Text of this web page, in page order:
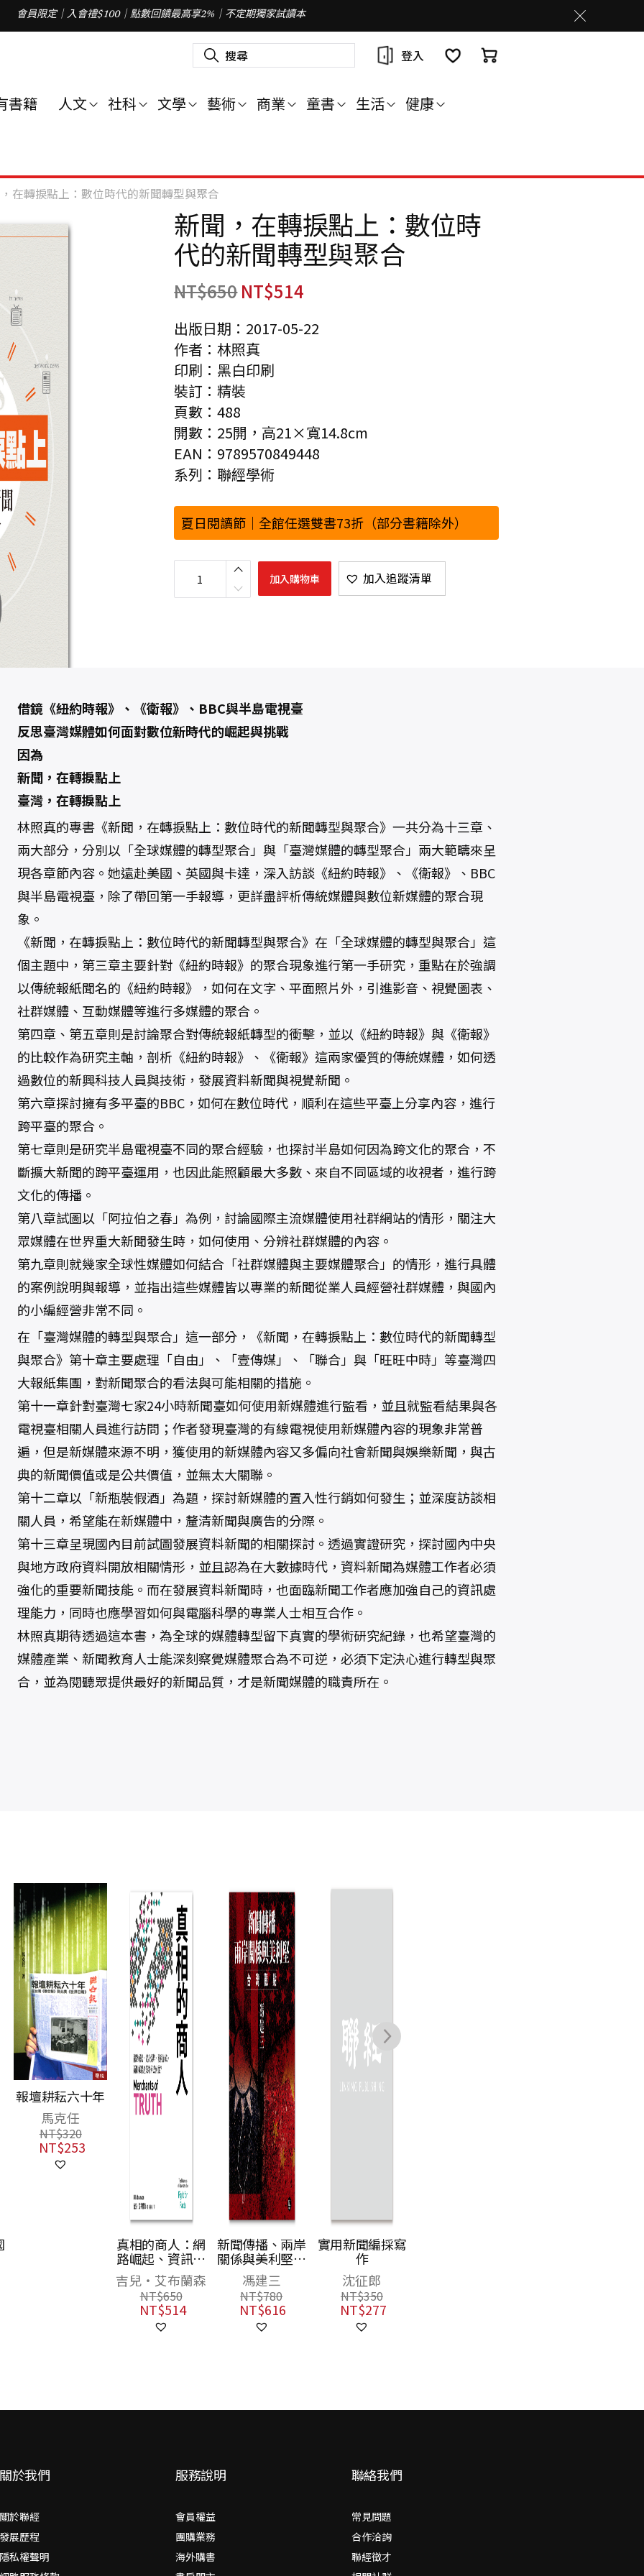
會員限定｜入會禮$100｜點數回饋最高享2%｜不定期獨家試讀本
搜
尋
字
登入
書籍 人文 社科 文學 藝術 商業 童書 生活 健康
在轉捩點上：數位時代的新聞轉型與聚合
新聞，在轉捩點上：數位時
代的新聞轉型與聚合
NT$650NT$514
出版日期：2017-05-22
作者：林照真
印刷：黑白印刷
裝訂：精裝
頁數：488
開數：25開，高21×寬14.8cm
EAN：9789570849448
系列：聯經學術
夏日閱讀節｜全館任選雙書73折（部分書籍除外）
新
在
新
聞
轉
型
加入購物車 加入追蹤清單
借鏡《紐約時報》、《衛報》、BBC與半島電視臺
反思臺灣媒體如何面對數位新時代的崛起與挑戰
因為
新聞，在轉捩點上
臺灣，在轉捩點上
林照真的專書《新聞，在轉捩點上：數位時代的新聞轉型與聚合》一共分為十三章、
兩大部分，分別以「全球媒體的轉型聚合」與「臺灣媒體的轉型聚合」兩大範疇來呈
現各章節內容。她遠赴美國、英國與卡達，深入訪談《紐約時報》、《衛報》、BBC
與半島電視臺，除了帶回第一手報導，更詳盡評析傳統媒體與數位新媒體的聚合現
象。
《新聞，在轉捩點上：數位時代的新聞轉型與聚合》在「全球媒體的轉型與聚合」這
個主題中，第三章主要針對《紐約時報》的聚合現象進行第一手研究，重點在於強調
以傳統報紙聞名的《紐約時報》，如何在文字、平面照片外，引進影音、視覺圖表、
社群媒體、互動媒體等進行多媒體的聚合。
第四章、第五章則是討論聚合對傳統報紙轉型的衝擊，並以《紐約時報》與《衛報》
的比較作為研究主軸，剖析《紐約時報》、《衛報》這兩家優質的傳統媒體，如何透
過數位的新興科技人員與技術，發展資料新聞與視覺新聞。
第六章探討擁有多平臺的BBC，如何在數位時代，順利在這些平臺上分享內容，進行
跨平臺的聚合。
第七章則是研究半島電視臺不同的聚合經驗，也探討半島如何因為跨文化的聚合，不
斷擴大新聞的跨平臺運用，也因此能照顧最大多數、來自不同區域的收視者，進行跨
文化的傳播。
第八章試圖以「阿拉伯之春」為例，討論國際主流媒體使用社群網站的情形，關注大
眾媒體在世界重大新聞發生時，如何使用、分辨社群媒體的內容。
第九章則就幾家全球性媒體如何結合「社群媒體與主要媒體聚合」的情形，進行具體
的案例說明與報導，並指出這些媒體皆以專業的新聞從業人員經營社群媒體，與國內
的小編經營非常不同。
在「臺灣媒體的轉型與聚合」這一部分，《新聞，在轉捩點上：數位時代的新聞轉型
與聚合》第十章主要處理「自由」、「壹傳媒」、「聯合」與「旺旺中時」等臺灣四
大報紙集團，對新聞聚合的看法與可能相關的措施。
第十一章針對臺灣七家24小時新聞臺如何使用新媒體進行監看，並且就監看結果與各
電視臺相關人員進行訪問；作者發現臺灣的有線電視使用新媒體內容的現象非常普
遍，但是新媒體來源不明，獲使用的新媒體內容又多偏向社會新聞與娛樂新聞，與古
典的新聞價值或是公共價值，並無太大關聯。
第十二章以「新瓶裝假酒」為題，探討新媒體的置入性行銷如何發生；並深度訪談相
關人員，希望能在新媒體中，釐清新聞與廣告的分際。
第十三章呈現國內目前試圖發展資料新聞的相關探討。透過實證研究，探討國內中央
與地方政府資料開放相關情形，並且認為在大數據時代，資料新聞為媒體工作者必須
強化的重要新聞技能。而在發展資料新聞時，也面臨新聞工作者應加強自己的資訊處
理能力，同時也應學習如何與電腦科學的專業人士相互合作。
林照真期待透過這本書，為全球的媒體轉型留下真實的學術研究紀錄，也希望臺灣的
媒體產業、新聞教育人士能深刻察覺媒體聚合為不可逆，必須下定決心進行轉型與聚
合，並為閱聽眾提供最好的新聞品質，才是新聞媒體的職責所在。
報壇耕耘六十年
馬克任
NT$320
NT$253
真相的商人：網
路崛起、資訊爆
炸、獲利崩跌，
新聞媒體產業將
何去何從？
吉兒‧艾布蘭森
NT$650
NT$514
新聞傳播、兩岸
關係與美利堅：
台灣觀點
馮建三
NT$780
NT$616
實用新聞編採寫
作
沈征郎
NT$350
NT$277
於我們
於聯經
展歷程
私權聲明
服務說明
會員權益
團購業務
海外購書
聯絡我們
常見問題
合作洽詢
聯經徵才